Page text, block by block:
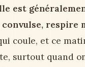
est
convulse,
coule, et ce
surtout quand